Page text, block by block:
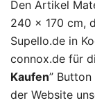
Den Artikel
240 x 170 cm,
Supello.de in
connox.de für
Kaufen” Button
der Website